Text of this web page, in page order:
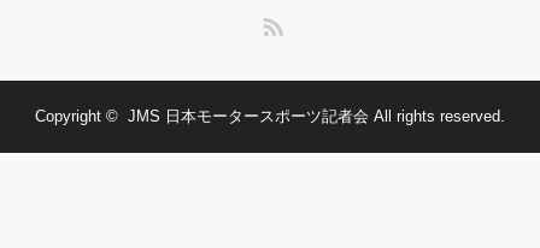
Copyright © JMS 日本モータースポーツ記者会 All rights reserved.